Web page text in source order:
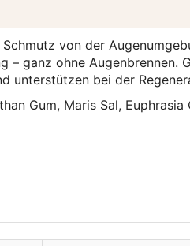
von der
– ganz ohne Augenbrennen.
unterstützen bei der
Gum, Maris Sal,
42,00 € pro 1 l